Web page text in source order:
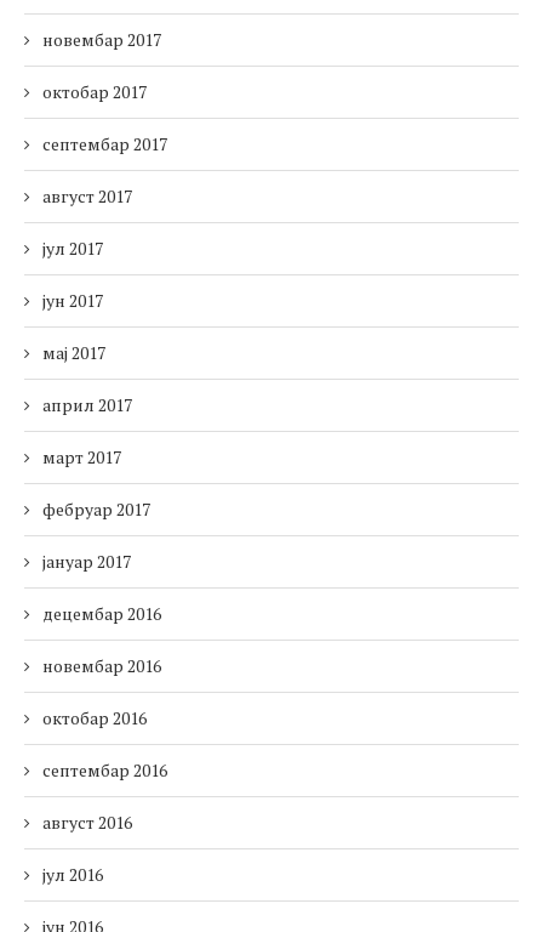
новембар 2017
октобар 2017
септембар 2017
август 2017
јул 2017
јун 2017
мај 2017
април 2017
март 2017
фебруар 2017
јануар 2017
децембар 2016
новембар 2016
октобар 2016
септембар 2016
август 2016
јул 2016
јун 2016